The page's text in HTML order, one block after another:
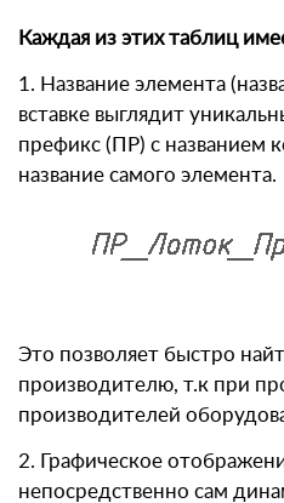
Каждая из этих таблиц
1. Название элемента
вставке выглядит
префикс (ПР) с названием
название самого элемента.
Это позволяет быстро
производителю, т.к при
производителей
2. Графическое
непосредственно сам